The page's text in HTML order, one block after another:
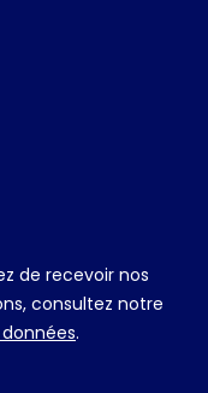
de recevoir nos
consultez notre
.